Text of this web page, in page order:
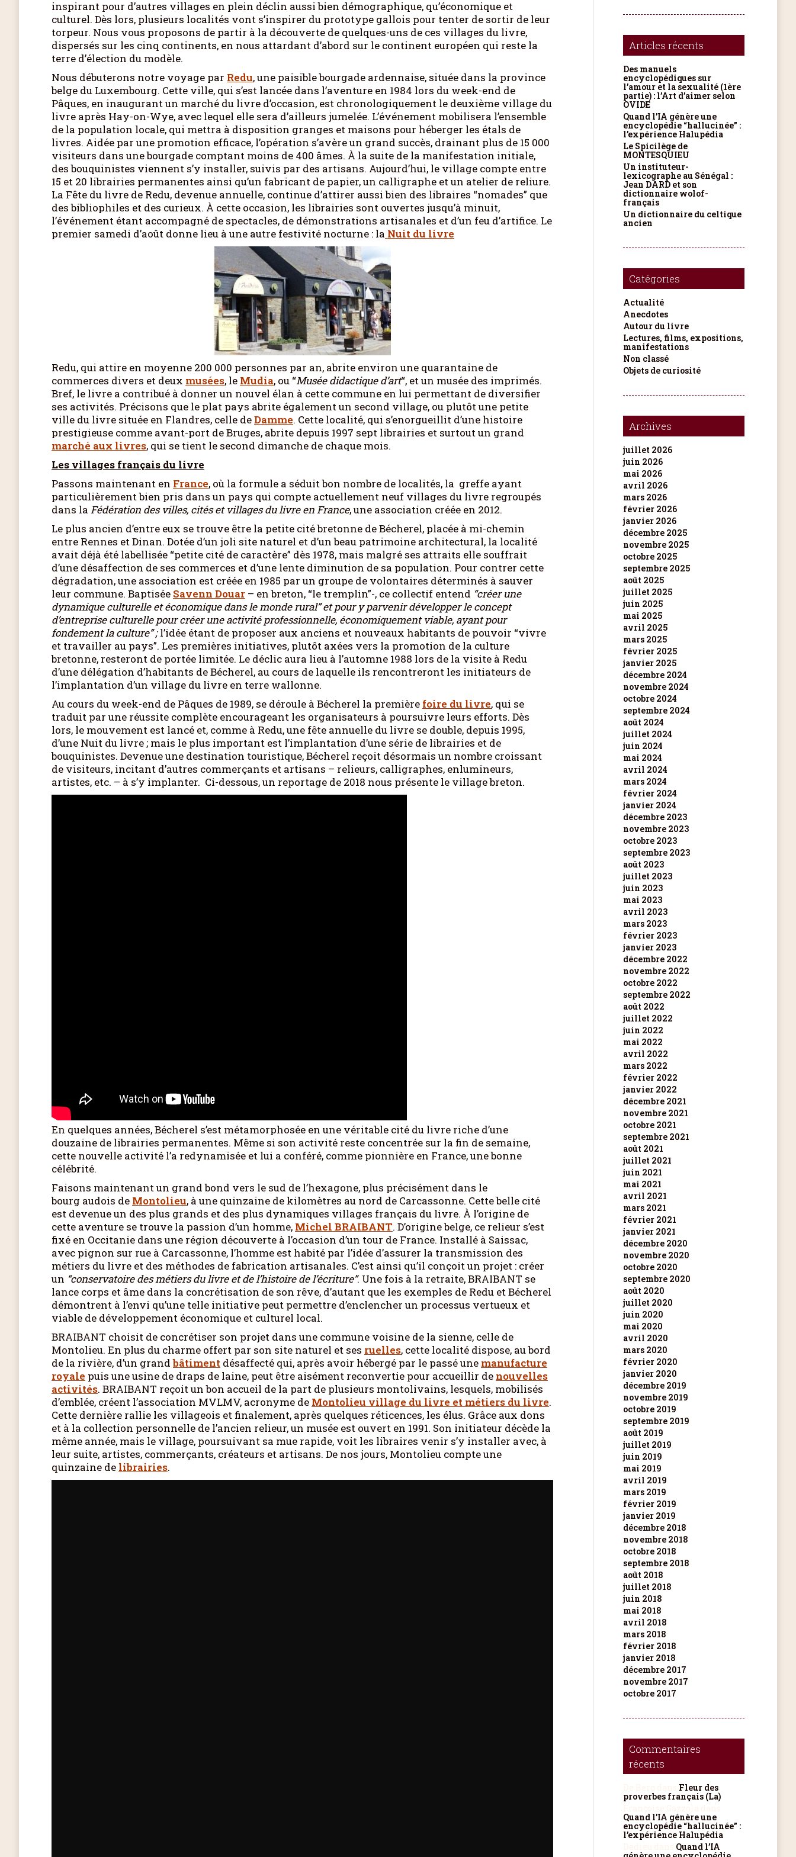
inspirant pour d’autres villages en plein déclin aussi bien démographique, qu’économique et
culturel. Dès lors, plusieurs localités vont s’inspirer du prototype gallois pour tenter de sortir de leur
torpeur. Nous vous proposons de partir à la découverte de quelques-uns de ces villages du livre,
dispersés sur les cinq continents, en nous attardant d’abord sur le continent européen qui reste la
terre d’élection du modèle.
Nous débuterons notre voyage par Redu, une paisible bourgade ardennaise, située dans la province
belge du Luxembourg. Cette ville, qui s’est lancée dans l’aventure en 1984 lors du week-end de
Pâques, en inaugurant un marché du livre d’occasion, est chronologiquement le deuxième village du
livre après Hay-on-Wye, avec lequel elle sera d’ailleurs jumelée. L’événement mobilisera l’ensemble
de la population locale, qui mettra à disposition granges et maisons pour héberger les étals de
livres. Aidée par une promotion efficace, l’opération s’avère un grand succès, drainant plus de 15 000
visiteurs dans une bourgade comptant moins de 400 âmes. À la suite de la manifestation initiale,
des bouquinistes viennent s’y installer, suivis par des artisans. Aujourd’hui, le village compte entre
15 et 20 librairies permanentes ainsi qu’un fabricant de papier, un calligraphe et un atelier de reliure.
La Fête du livre de Redu, devenue annuelle, continue d’attirer aussi bien des libraires “nomades” que
des bibliophiles et des curieux. À cette occasion, les librairies sont ouvertes jusqu’à minuit,
l’événement étant accompagné de spectacles, de démonstrations artisanales et d’un feu d’artifice. Le
premier samedi d’août donne lieu à une autre festivité nocturne : la Nuit du livre
Redu, qui attire en moyenne 200 000 personnes par an, abrite environ une quarantaine de
commerces divers et deux musées, le Mudia, ou “Musée didactique d’art“, et un musée des imprimés.
Bref, le livre a contribué à donner un nouvel élan à cette commune en lui permettant de diversifier
ses activités. Précisons que le plat pays abrite également un second village, ou plutôt une petite
ville du livre située en Flandres, celle deDamme. Cette localité, qui s’enorgueillit d’une histoire
prestigieuse comme avant-port de Bruges, abrite depuis 1997 sept librairies et surtout un grand
marché aux livres, qui se tient le second dimanche de chaque mois.
Les villages français du livre
Passons maintenant en France, où la formule a séduit bon nombre de localités, la greffe ayant
particulièrement bien pris dans un pays qui compte actuellement neuf villages du livre regroupés
dans la Fédération des villes, cités et villages du livre en France, une association créée en 2012.
Le plus ancien d’entre eux se trouve être la petite cité bretonne de Bécherel, placée à mi-chemin
entre Rennes et Dinan. Dotée d’un joli site naturel et d’un beau patrimoine architectural, la localité
avait déjà été labellisée “petite cité de caractère” dès 1978, mais malgré ses attraits elle souffrait
d’une désaffection de ses commerces et d’une lente diminution de sa population. Pour contrer cette
dégradation, une association est créée en 1985 par un groupe de volontaires déterminés à sauver
leur commune. Baptisée Savenn Douar – en breton, “le tremplin”-, ce collectif entend “créer une
dynamique culturelle et économique dans le monde rural” et pour y parvenir développer le concept
d’entreprise culturelle pour créer une activité professionnelle, économiquement viable, ayant pour
fondement la culture” ;l’idée étant de proposer aux anciens et nouveaux habitants de pouvoir “vivre
et travailler au pays”. Les premières initiatives, plutôt axées vers la promotion de la culture
bretonne, resteront de portée limitée. Le déclic aura lieu à l’automne 1988 lors de la visite à Redu
d’une délégation d’habitants de Bécherel, au cours de laquelle ils rencontreront les initiateurs de
l’implantation d’un village du livre en terre wallonne.
Au cours du week-end de Pâques de 1989, se déroule à Bécherel la première foire du livre, qui se
traduit par une réussite complète encourageant les organisateurs à poursuivre leurs efforts. Dès
lors, le mouvement est lancé et, comme à Redu, une fête annuelle du livre se double, depuis 1995,
d’une Nuit du livre ; mais le plus important est l’implantation d’une série de librairies et de
bouquinistes. Devenue une destination touristique, Bécherel reçoit désormais un nombre croissant
de visiteurs, incitant d’autres commerçants et artisans – relieurs, calligraphes, enlumineurs,
artistes, etc. – à s’y implanter. Ci-dessous, un reportage de 2018 nous présente le village breton.
En quelques années, Bécherel s’est métamorphosée en une véritable cité du livre riche d’une
douzaine de librairies permanentes. Même si son activité reste concentrée sur la fin de semaine,
cette nouvelle activité l’a redynamisée et lui a conféré, comme pionnière en France, une bonne
célébrité.
Faisons maintenant un grand bond vers le sud de l’hexagone, plus précisément dans le
bourg audois de Montolieu, à une quinzaine de kilomètres au nord de Carcassonne. Cette belle cité
est devenue un des plus grands et des plus dynamiques villages français du livre. À l’origine de
cette aventure se trouve la passion d’un homme, Michel BRAIBANT. D’origine belge, ce relieur s’est
fixé en Occitanie dans une région découverte à l’occasion d’un tour de France. Installé à Saissac,
avec pignon sur rue à Carcassonne, l’homme est habité par l’idée d’assurer la transmission des
métiers du livre et des méthodes de fabrication artisanales. C’est ainsi qu’il conçoit un projet : créer
un “conservatoire des métiers du livre et de l’histoire de l’écriture”. Une fois à la retraite, BRAIBANT se
lance corps et âme dans la concrétisation de son rêve, d’autant que les exemples de Redu et Bécherel
démontrent à l’envi qu’une telle initiative peut permettre d’enclencher un processus vertueux et
viable de développement économique et culturel local.
BRAIBANT choisit de concrétiser son projet dans une commune voisine de la sienne, celle de
Montolieu. En plus du charme offert par son site naturel et ses ruelles, cette localité dispose, au bord
de la rivière, d’un grandbâtiment désaffecté qui, après avoir hébergé par le passé une manufacture
royale puis une usine de draps de laine, peut être aisément reconvertie pour accueillir de nouvelles
activités. BRAIBANT reçoit un bon accueil de la part de plusieurs montolivains, lesquels, mobilisés
d’emblée, créent l’association MVLMV, acronyme de Montolieu village du livre et métiers du livre.
Cette dernière rallie les villageois et finalement, après quelques réticences, les élus. Grâce aux dons
et à la collection personnelle de l’ancien relieur, un musée est ouvert en 1991. Son initiateur décède la
même année, mais le village, poursuivant sa mue rapide, voit les libraires venir s’y installer avec, à
leur suite, artistes, commerçants, créateurs et artisans. De nos jours, Montolieu compte une
quinzaine delibrairies.
Articles récents
Des manuels
encyclopédiques sur
l’amour et la sexualité (1ère
partie) : l’Art d’aimer selon
OVIDE
Quand l’IA génère une
encyclopédie “hallucinée” :
l’expérience Halupédia
Le Spicilège de
MONTESQUIEU
Un instituteur-
lexicographe au Sénégal :
Jean DARD et son
dictionnaire wolof-
français
Un dictionnaire du celtique
ancien
Catégories
Actualité
Anecdotes
Autour du livre
Lectures, films, expositions,
manifestations
Non classé
Objets de curiosité
Archives
juillet 2026
juin 2026
mai 2026
avril 2026
mars 2026
février 2026
janvier 2026
décembre 2025
novembre 2025
octobre 2025
septembre 2025
août 2025
juillet 2025
juin 2025
mai 2025
avril 2025
mars 2025
février 2025
janvier 2025
décembre 2024
novembre 2024
octobre 2024
septembre 2024
août 2024
juillet 2024
juin 2024
mai 2024
avril 2024
mars 2024
février 2024
janvier 2024
décembre 2023
novembre 2023
octobre 2023
septembre 2023
août 2023
juillet 2023
juin 2023
mai 2023
avril 2023
mars 2023
février 2023
janvier 2023
décembre 2022
novembre 2022
octobre 2022
septembre 2022
août 2022
juillet 2022
juin 2022
mai 2022
avril 2022
mars 2022
février 2022
janvier 2022
décembre 2021
novembre 2021
octobre 2021
septembre 2021
août 2021
juillet 2021
juin 2021
mai 2021
avril 2021
mars 2021
février 2021
janvier 2021
décembre 2020
novembre 2020
octobre 2020
septembre 2020
août 2020
juillet 2020
juin 2020
mai 2020
avril 2020
mars 2020
février 2020
janvier 2020
décembre 2019
novembre 2019
octobre 2019
septembre 2019
août 2019
juillet 2019
juin 2019
mai 2019
avril 2019
mars 2019
février 2019
janvier 2019
décembre 2018
novembre 2018
octobre 2018
septembre 2018
août 2018
juillet 2018
juin 2018
mai 2018
avril 2018
mars 2018
février 2018
janvier 2018
décembre 2017
novembre 2017
octobre 2017
Commentaires
récents
Fleur des
proverbes français (La)
Quand l’IA génère une
encyclopédie “hallucinée” :
l’expérience Halupédia
Quand l’IA